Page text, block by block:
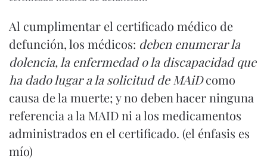
Al cumplimentar el certificado médico de
defunción, los médicos: deben enumerar la
dolencia, la enfermedad o la discapacidad que
ha dado lugar a la solicitud de MAiDcomo
causa de la muerte; y no deben hacer ninguna
referencia a la MAID ni a los medicamentos
administrados en el certificado. (el énfasis es
mío)